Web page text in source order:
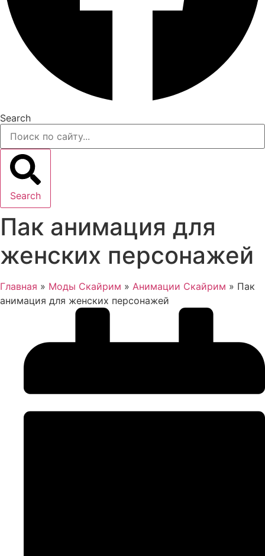
Search
Search
Пак анимация для
женских персонажей
Главная » Моды Скайрим » Анимации Скайрим » Пак
анимация для женских персонажей